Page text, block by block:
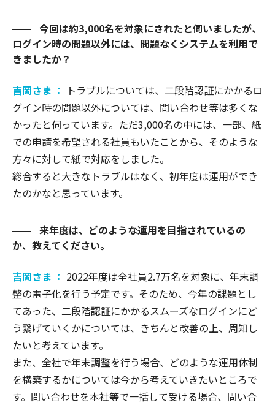
今回は約3,000名を対象にされたと伺いましたが、
ログイン時の問題以外には、問題なくシステムを利用で
きましたか？
吉岡さま ：
トラブルについては、二段階認証にかかるロ
グイン時の問題以外については、問い合わせ等は多くな
かったと伺っています。ただ3,000名の中には、一部、紙
での申請を希望される社員もいたことから、そのような
方々に対して紙で対応をしました。
総合すると大きなトラブルはなく、初年度は運用ができ
たのかなと思っています。
来年度は、どのような運用を目指されているの
か、教えてください。
吉岡さま ： 2022年度は全社員2.7万名を対象に、年末調
整の電子化を行う予定です。そのため、今年の課題とし
てあった、二段階認証にかかるスムーズなログインにど
う繋げていくかについては、きちんと改善の上、周知し
たいと考えています。
また、全社で年末調整を行う場合、どのような運用体制
を構築するかについては今から考えていきたいところで
す。問い合わせを本社等で一括して受ける場合、問い合